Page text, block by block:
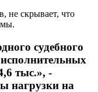
скрывает, что
судебного
тыс.», -
нагрузки на